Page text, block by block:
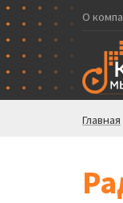
О
Главная